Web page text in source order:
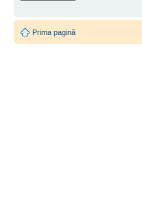
Prima pagină